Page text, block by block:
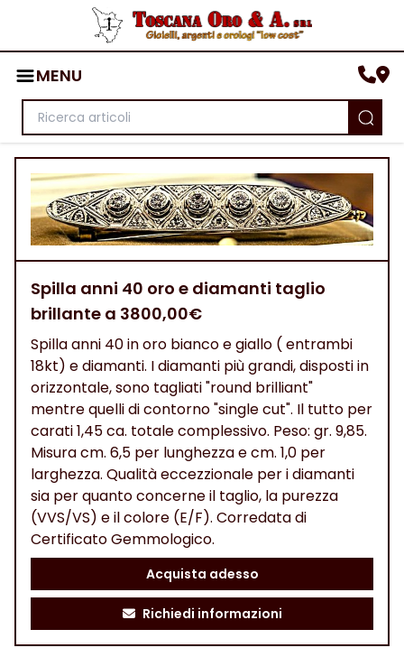
MENU
Spilla anni 40 oro e diamanti taglio
brillante a 3800,00€
Spilla anni 40 in oro bianco e giallo ( entrambi
18kt) e diamanti. I diamanti più grandi, disposti in
orizzontale, sono tagliati "round brilliant"
mentre quelli di contorno "single cut". Il tutto per
carati 1,45 ca. totale complessivo. Peso: gr. 9,85.
Misura cm. 6,5 per lunghezza e cm. 1,0 per
larghezza. Qualità eccezzionale per i diamanti
sia per quanto concerne il taglio, la purezza
(VVS/VS) e il colore (E/F). Corredata di
Certificato Gemmologico.
Acquista adesso
Richiedi informazioni